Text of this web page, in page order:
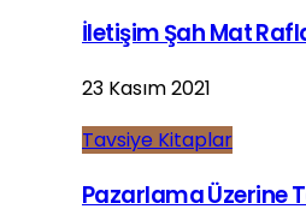
İletişim Şah Mat
23 Kasım 2021
Tavsiye Kitaplar
Pazarlama Üzerine